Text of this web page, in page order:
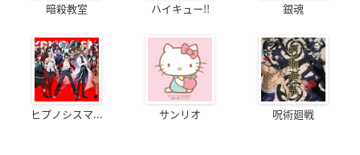
暗殺教室 ハイキュー!! 銀魂
ヒプノシスマ... サンリオ 呪術廻戦